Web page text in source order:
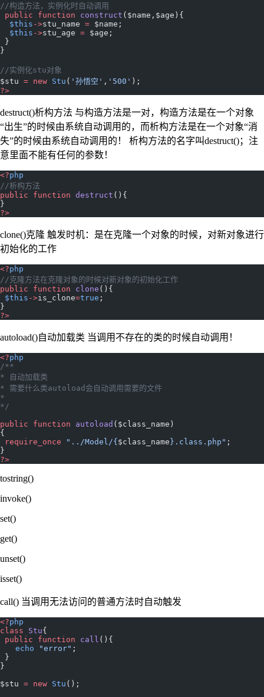
//构造方法，实例化时自动调用
public function construct ($name,$age){
  $this
->stu_name = $name;
  $this
->stu_age = $age;
}
}
//实例化stu对象
$stu = new Stu ( '孙悟空' , '500' );
?>
destruct()析构方法 与构造方法是一对，构造方法是在一个对象
“出生”的时候由系统自动调用的，而析构方法是在一个对象“消
失”的时候由系统自动调用的！ 析构方法的名字叫destruct()；注
意里面不能有任何的参数！
<?php
//析构方法
public function destruct (){
}
?>
clone()克隆 触发时机：是在克隆一个对象的时候，对新对象进行
初始化的工作
<?php
//克隆方法在克隆对象的时候对新对象的初始化工作
public function clone (){
$this ->is_clone=true ;
}
?>
autoload()自动加载类 当调用不存在的类的时候自动调用！
<?php
/**
* 自动加载类
* 需要什么类autoload会自动调用需要的文件
*
*/
public function autoload ($class_name)
{
require_once "../Model/{ $class_name }.class.php" ;
}
?>
tostring()
invoke()
set()
get()
unset()
isset()
call() 当调用无法访问的普通方法时自动触发
<?php
class Stu{
public function call (){
echo "error" ;
}
}
$stu = new Stu ();